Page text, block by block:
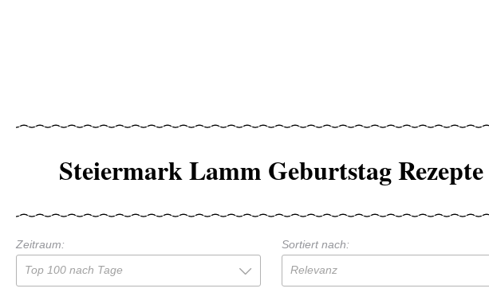
Steiermark Lamm Geburtstag Rezepte
Zeitraum:
Top 100 nach Tage
Sortiert nach:
Relevanz